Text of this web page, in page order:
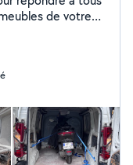
de votre